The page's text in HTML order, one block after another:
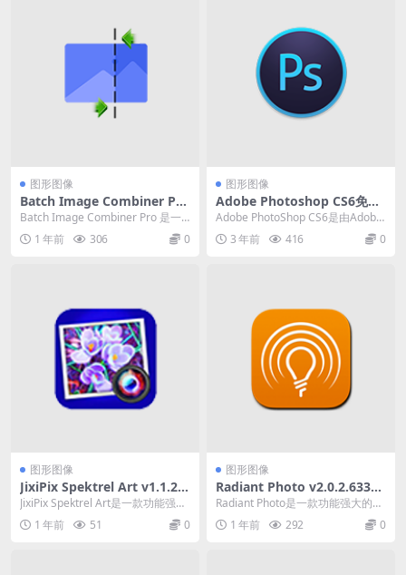
图形图像
Batch Image Combiner Pro
(图像合成拼接) v1.3.0.4 中文
破解便携式版
Batch Image Combiner Pro 是一
种帮助你将多张图像合并为一...
1 年前 306 0
图形图像
Adobe Photoshop CS6免费
安装版
Adobe PhotoShop CS6是由Adobe
公司开发的一款功能十分强大的...
3 年前 416 0
图形图像
JixiPix Spektrel Art v1.1.20
图片锐化处理软件激活版
JixiPix Spektrel Art是一款功能强大
的图像锐化工具，为用户提供...
1 年前 51 0
图形图像
Radiant Photo v2.0.2.633一
款功能强大的照片编辑软件
Radiant Photo是一款功能强大的照
片编辑软件。它提供了许多工具和
特效，...
1 年前 292 0